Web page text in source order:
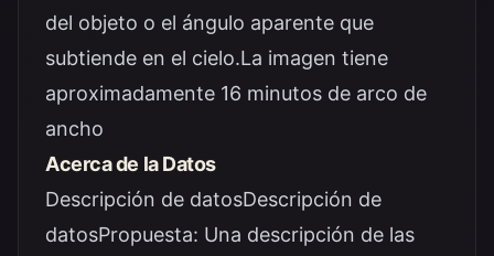
del objeto o el ángulo aparente que
subtiende en el cielo.La imagen tiene
aproximadamente 16 minutos de arco de
ancho
Acerca de la Datos
Descripción de datosDescripción de
datosPropuesta: Una descripción de las